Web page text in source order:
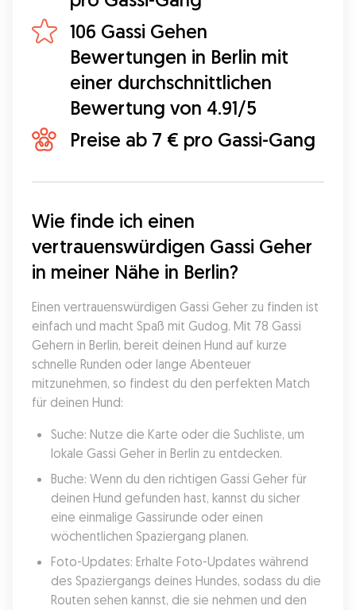
106 Gassi Gehen
Bewertungen in Berlin mit
einer durchschnittlichen
Bewertung von 4.91/5
Preise ab 7 € pro Gassi-Gang
Wie finde ich einen
vertrauenswürdigen Gassi Geher
in meiner Nähe in Berlin?
Einen vertrauenswürdigen Gassi Geher zu finden ist
einfach und macht Spaß mit Gudog. Mit 78 Gassi
Gehern in Berlin, bereit deinen Hund auf kurze
schnelle Runden oder lange Abenteuer
mitzunehmen, so findest du den perfekten Match
für deinen Hund:
Suche: Nutze die Karte oder die Suchliste, um
lokale Gassi Geher in Berlin zu entdecken.
Buche: Wenn du den richtigen Gassi Geher für
deinen Hund gefunden hast, kannst du sicher
eine einmalige Gassirunde oder einen
wöchentlichen Spaziergang planen.
Foto-Updates: Erhalte Foto-Updates während
des Spaziergangs deines Hundes, sodass du die
Routen sehen kannst, die sie nehmen und den